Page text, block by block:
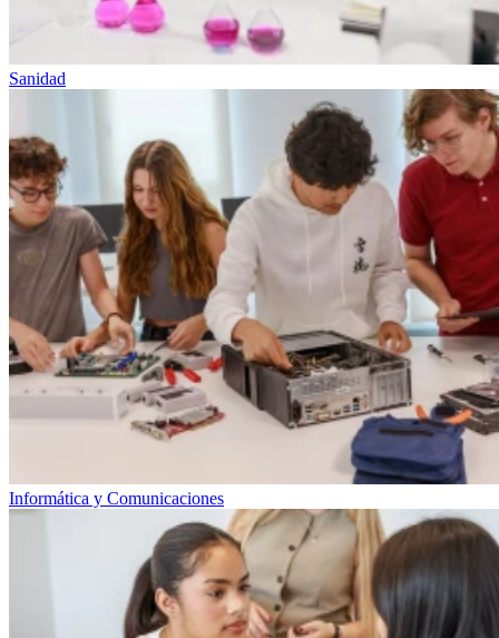
Sanidad
Informática y Comunicaciones